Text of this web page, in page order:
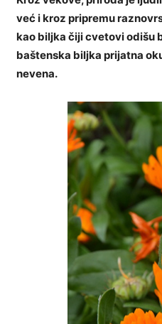
već i kroz pripremu
kao biljka čiji cvetovi odišu
baštenska biljka prijatna
nevena.